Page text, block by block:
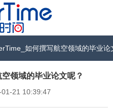
如何撰写航空领域的毕业论
领域的毕业论文呢？
21 10:39:47